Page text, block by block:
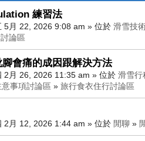
練習法
5月 22, 2026 9:08 am » 位於 滑雪技
論區
腳會痛的成因跟解決方法
2月 26, 2026 11:35 am » 位於 滑雪行
事項討論區 » 旅行食衣住行討論區
2月 12, 2026 1:44 am » 位於 閒聊 »